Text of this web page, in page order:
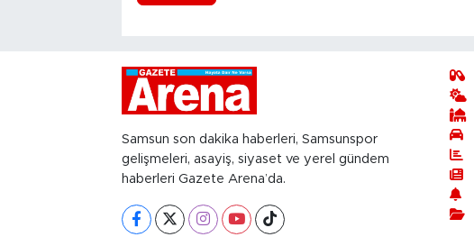
Samsun son dakika haberleri, Samsunspor
gelişmeleri, asayiş, siyaset ve yerel gündem
haberleri Gazete Arena’da.